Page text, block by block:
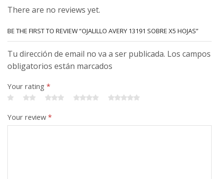
There are no reviews yet.
BE THE FIRST TO REVIEW “OJALILLO AVERY 13191 SOBRE X5 HOJAS”
Tu dirección de email no va a ser publicada. Los campos
obligatorios están marcados
Your rating *
Your review*